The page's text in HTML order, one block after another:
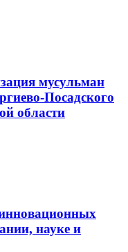
мусульман
Посадского
области
науке и